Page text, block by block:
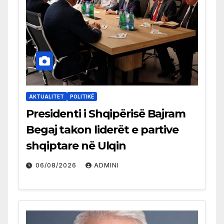
AKTUALITET POLITIKË
Presidenti i Shqipërisë Bajram
Begaj takon liderët e partive
shqiptare në Ulqin
06/08/2026 ADMINI